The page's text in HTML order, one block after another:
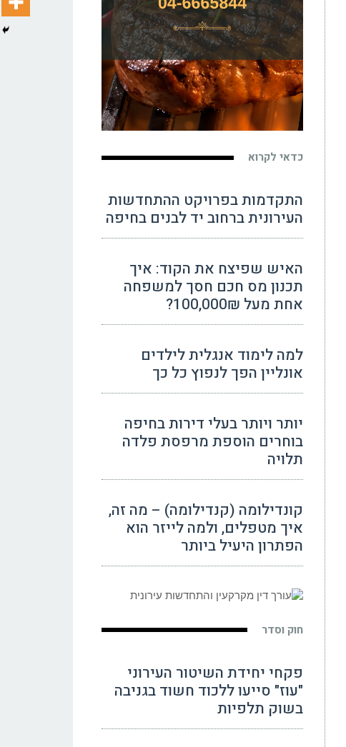
כדאי לקרוא
התקדמות בפרויקט ההתחדשות
העירונית ברחוב יד לבנים בחיפה
האיש שפיצח את הקוד: איך
תכנון מס חכם חסך למשפחה
אחת מעל 100,000₪?
למה לימוד אנגלית לילדים
אונליין הפך לנפוץ כל כך
יותר ויותר בעלי דירות בחיפה
בוחרים הוספת מרפסת פלדה
תלויה
קונדילומה (קנדילומה) – מה זה,
איך מטפלים, ולמה לייזר הוא
הפתרון היעיל ביותר
חוק וסדר
פקחי יחידת השיטור העירוני
"עוז" סייעו ללכוד חשוד בגניבה
בשוק תלפיות